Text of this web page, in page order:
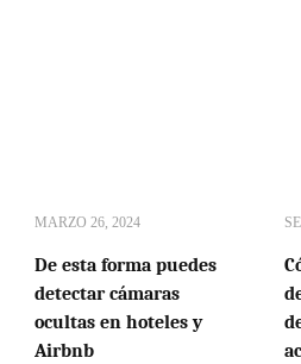
MARZO 26, 2024
De esta forma puedes
detectar cámaras
ocultas en hoteles y
Airbnb